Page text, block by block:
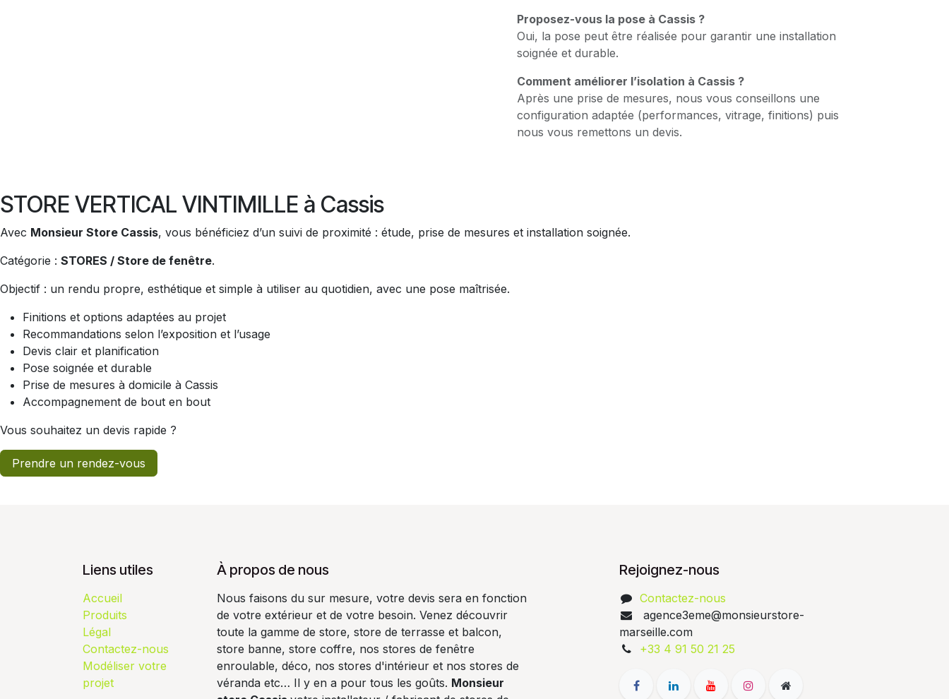
Proposez-vous la pose à Cassis ?
Oui, la pose peut être réalisée pour garantir une installation
soignée et durable.
Comment améliorer l’isolation à Cassis ?
Après une prise de mesures, nous vous conseillons une
configuration adaptée (performances, vitrage, finitions) puis
nous vous remettons un devis.
STORE VERTICAL VINTIMILLE à Cassis
Avec Monsieur Store Cassis, vous bénéficiez d’un suivi de proximité : étude, prise de mesures et installation soignée.
Catégorie : STORES / Store de fenêtre.
Objectif : un rendu propre, esthétique et simple à utiliser au quotidien, avec une pose maîtrisée.
Finitions et options adaptées au projet
Recommandations selon l’exposition et l’usage
Devis clair et planification
Pose soignée et durable
Prise de mesures à domicile à Cassis
Accompagnement de bout en bout
Vous souhaitez un devis rapide ?
Prendre un rendez-vous
Liens utiles
Accueil
Produits
Légal
Contactez-nous
Modéliser votre
projet
À propos de nous
Nous faisons du sur mesure, votre devis sera en fonction
de votre extérieur et de votre besoin. Venez découvrir
toute la gamme de store, store de terrasse et balcon,
store banne, store coffre, nos stores de fenêtre
enroulable, déco, nos stores d'intérieur et nos stores de
véranda etc… Il y en a pour tous les goûts. Monsieur
Rejoignez-nous
Contactez-nous
agence3eme@monsieurstore-
marseille.com
+33 4 91 50 21 25